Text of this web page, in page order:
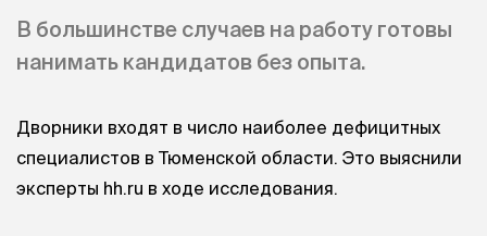
В большинстве случаев на работу готовы
нанимать кандидатов без опыта.
Дворники входят в число наиболее дефицитных
специалистов в Тюменской области. Это выяснили
эксперты hh.ru в ходе исследования.